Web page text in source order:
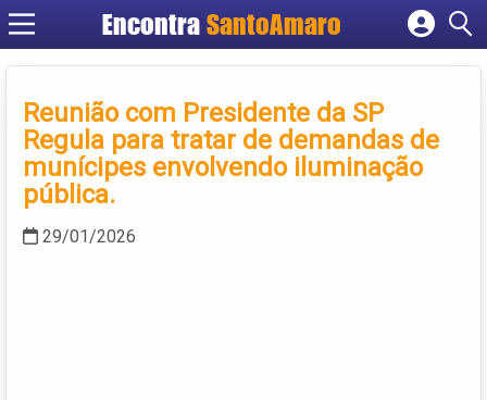
Encontra SantoAmaro
Cadastrar empresa
Criar conta
Reunião com Presidente da SP
Regula para tratar de demandas de
munícipes envolvendo iluminação
pública.
29/01/2026